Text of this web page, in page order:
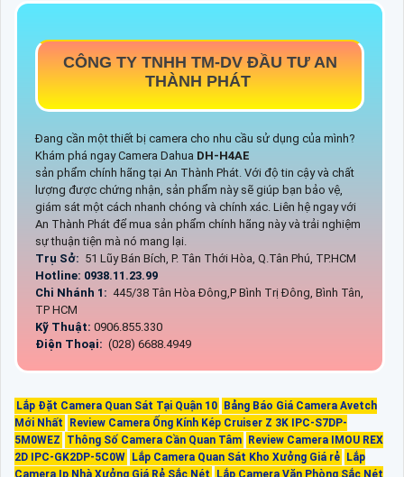
CÔNG TY TNHH TM-DV ĐẦU TƯ AN
THÀNH PHÁT
Đang cần một thiết bị camera cho nhu cầu sử dụng của mình?
Khám phá ngay Camera Dahua DH-H4AE
sản phẩm chính hãng tại An Thành Phát. Với độ tin cậy và chất
lượng được chứng nhận, sản phẩm này sẽ giúp bạn bảo vệ,
giám sát một cách nhanh chóng và chính xác. Liên hệ ngay với
An Thành Phát để mua sản phẩm chính hãng này và trải nghiệm
sự thuận tiện mà nó mang lại.
Trụ Sở: 51 Lũy Bán Bích, P. Tân Thới Hòa, Q.Tân Phú, TP.HCM
Hotline: 0938.11.23.99
Chi Nhánh 1: 445/38 Tân Hòa Đông,P Bình Trị Đông, Bình Tân,
TP HCM
Kỹ Thuật: 0906.855.330
Điện Thoại: (028) 6688.4949
Lắp Đặt Camera Quan Sát Tại Quận 10
Bảng Báo Giá Camera Avetch
Mới Nhất
Review Camera Ống Kính Kép Cruiser Z 3K IPC-S7DP-
5M0WEZ
Thông Số Camera Cần Quan Tâm
Review Camera IMOU REX
2D IPC-GK2DP-5C0W
Lắp Camera Quan Sát Kho Xưởng Giá rẻ
Lắp